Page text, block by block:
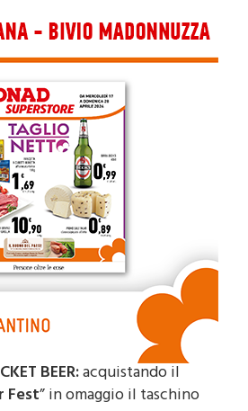
BEER:acquistando il
Fest” in omaggio il taschino